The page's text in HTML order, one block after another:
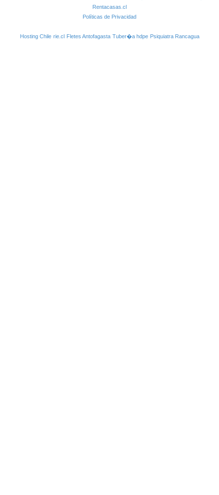
Rentacasas.cl
Políticas de Privacidad
Hosting Chile rie.cl Fletes Antofagasta Tuber�a hdpe Psiquiatra Rancagua